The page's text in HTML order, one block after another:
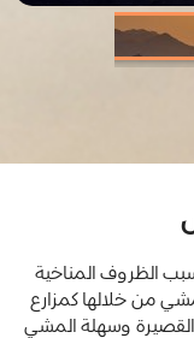
الظروف المناخية
من خلالها كمزارع
القصيرة وسهلة المشي